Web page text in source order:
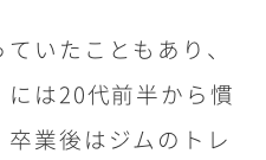
いたこともあり、
には20代前半から慣
業後はジムのトレ